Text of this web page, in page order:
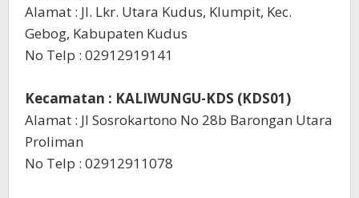
Alamat : Jl. Lkr. Utara Kudus, Klumpit, Kec.
Gebog, Kabupaten Kudus
No Telp : 02912919141
Kecamatan : KALIWUNGU-KDS (KDS01)
Alamat : Jl Sosrokartono No 28b Barongan Utara
Proliman
No Telp : 02912911078